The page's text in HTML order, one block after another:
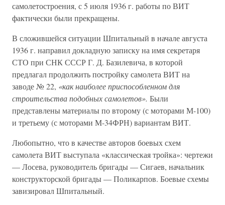
самолетостроения, с 5 июля 1936 г. работы по ВИТ
фактически были прекращены.
В сложившейся ситуации Шпитальный в начале августа
1936 г. направил докладную записку на имя секретаря
СТО при СНК СССР Г. Д. Базилевича, в которой
предлагал продолжить постройку самолета ВИТ на
заводе № 22, «как наиболее приспособленном для
строительства подобных самолетов». Были
представлены материалы по второму (с моторами М-100)
и третьему (с моторами М-34ФРН) вариантам ВИТ.
Любопытно, что в качестве авторов боевых схем
самолета ВИТ выступала «классическая тройка»: чертежи
— Лосева, руководитель бригады — Сигаев, начальник
конструкторской бригады — Поликарпов. Боевые схемы
завизировал Шпитальный.